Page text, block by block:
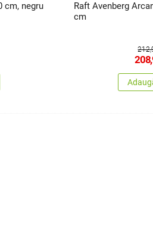
cm, negru
Raft Avenberg
cm